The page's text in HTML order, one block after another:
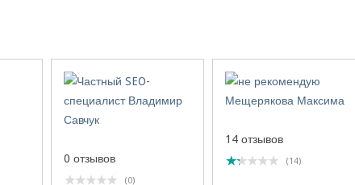
0 отзывов
(0)
14 отзывов
(14)